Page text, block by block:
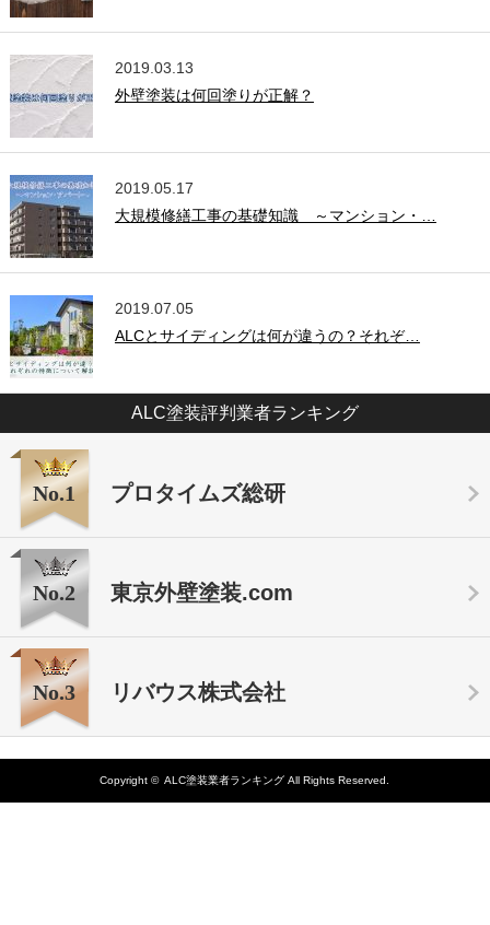
2019.03.13
外壁塗装は何回塗りが正解？
2019.05.17
大規模修繕工事の基礎知識 ～マンション・…
2019.07.05
ALCとサイディングは何が違うの？それぞ…
ALC塗装評判業者ランキング
No.1 プロタイムズ総研
No.2 東京外壁塗装.com
No.3 リバウス株式会社
Copyright ©ALC塗装業者ランキング All Rights Reserved.